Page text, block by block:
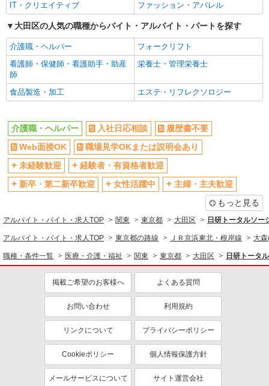
主婦・主夫歓迎
フリーター歓迎
学歴不問
ブランクOK
ミドル（40代～）活躍中
エルダー（50代～）活躍中
シニア（60代～）活躍中
昇給あり
週払い
10時～勤務OK
16時前退社OK
禁煙・分煙
残業ほぼなし
転勤なし
登録制
交通費支給
社会保険あり
社割・特典あり
研修制度あり
同じ職種から求人を探す
医療・介護・福祉
介護職・ヘルパー
同じ特徴から求人を探す
ミドル（40代～）活躍中
週2～3日勤務OK
深夜
社会保険あり
IT・クリエイティブ
ファッション・アパレル
大田区の人気の職種からバイト・アルバイト・パートを探す
介護職・ヘルパー
フォークリフト
看護師・保健師・看護助手・助産
師
栄養士・管理栄養士
食品製造・加工 エステ・リフレクソロジー
介護職・ヘルパー 入社日応相談
履歴書不要
Web面接OK
職場見学OKまたは説明会あり
未経験歓迎
経験者・有資格者歓迎
新卒・第二新卒歓迎
女性活躍中
主婦・主夫歓迎
もっと見る
アルバイト・バイト・求人TOP 関東 東京都 大田区 日研トータルソ
アルバイト・バイト・求人TOP 東京都の路線 ＪＲ京浜東北・根岸線 大
職種・条件一覧 医療・介護・福祉 関東 東京都 大田区 日研トータ
掲載ご希望のお客様へ よくある質問
お問い合わせ 利用規約
リンクについて プライバシーポリシー
Cookieポリシー 個人情報保護方針
メールサービスについて サイト運営会社